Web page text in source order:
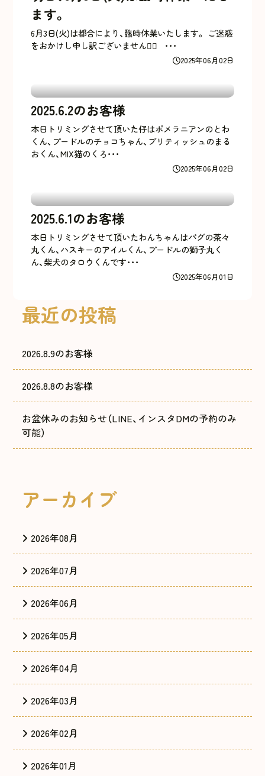
ます。
2025年06月02日
6月3日(火)は都合により、臨時休業いたします。 ご迷惑
をおかけし申し訳ございません🙇‍♀️ ･･･
2025.6.2のお客様
2025年06月02日
本日トリミングさせて頂いた仔はポメラニアンのとわ
くん、プードルのチョコちゃん、ブリティッシュのまる
おくん、MIX猫のくろ･･･
2025.6.1のお客様
2025年06月01日
本日トリミングさせて頂いたわんちゃんはパグの茶々
丸くん、ハスキーのアイルくん、プードルの獅子丸く
ん、柴犬のタロウくんです･･･
最近の投稿
2026.8.9のお客様
2026.8.8のお客様
お盆休みのお知らせ（LINE、インスタDMの予約のみ
可能）
アーカイブ
2026年08月
2026年07月
2026年06月
2026年05月
2026年04月
2026年03月
2026年02月
2026年01月